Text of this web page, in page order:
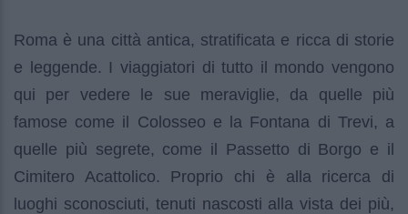
Roma è una città antica, stratificata e ricca di storie
e leggende. I viaggiatori di tutto il mondo vengono
qui per vedere le sue meraviglie, da quelle più
famose come il Colosseo e la Fontana di Trevi, a
quelle più segrete, come il Passetto di Borgo e il
Cimitero Acattolico. Proprio chi è alla ricerca di
luoghi sconosciuti, tenuti nascosti alla vista dei più,